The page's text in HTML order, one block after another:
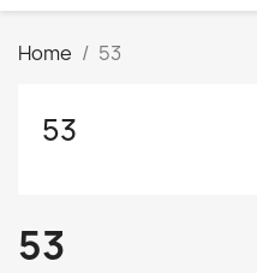
Home 53
53
53